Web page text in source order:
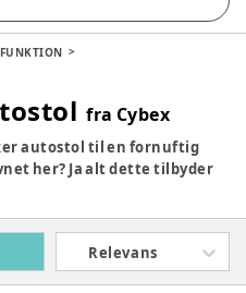
fra Cybex
autostol til en fornuftig
her? Ja alt dette tilbyder
barn, så alle kan have det
de dejlige køreture med den
autostole i topkvalitet til
Relevans